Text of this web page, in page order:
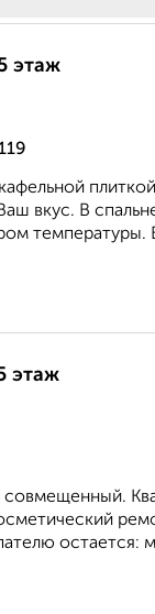
этаж
вкус. В
температуры.
этаж
остается: